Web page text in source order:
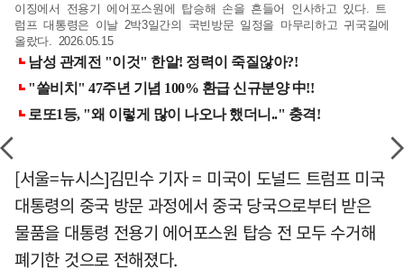
이징에서 전용기 에어포스원에 탑승해 손을 흔들어 인사하고 있다. 트
럼프 대통령은 이날 2박3일간의 국빈방문 일정을 마무리하고 귀국길에
올랐다. 2026.05.15
[서울=뉴시스]김민수 기자 = 미국이 도널드 트럼프 미국
대통령의 중국 방문 과정에서 중국 당국으로부터 받은
물품을 대통령 전용기 에어포스원 탑승 전 모두 수거해
폐기한 것으로 전해졌다.